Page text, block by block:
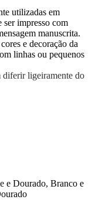
utilizadas em
ser impresso com
manuscrita.
e decoração da
linhas ou pequenos
diferir ligeiramente do
e Dourado, Branco e